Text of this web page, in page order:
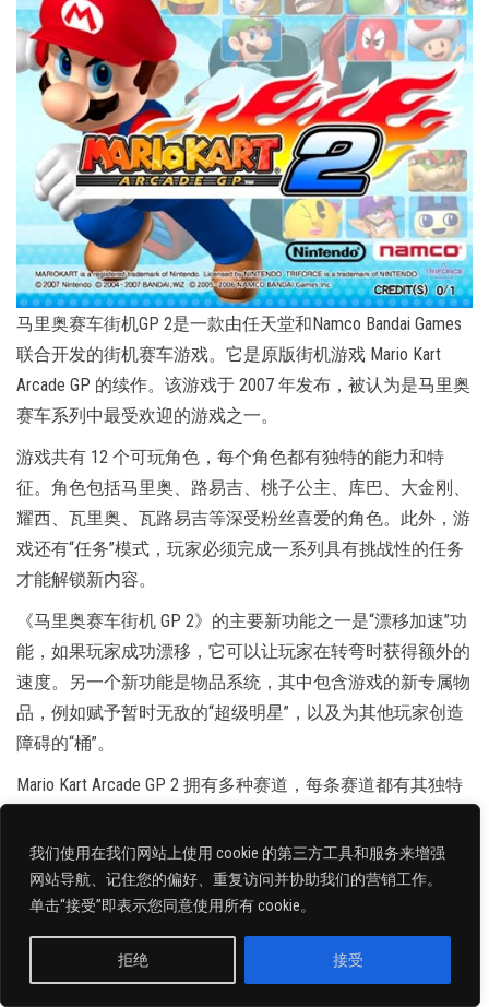
我们使用在我们网站上使用 cookie 的第三方工具和服务来增强
网站导航、记住您的偏好、重复访问并协助我们的营销工作。
单击“接受”即表示您同意使用所有 cookie。
拒绝 接受
马里奥赛车街机GP 2是一款由任天堂和Namco Bandai Games
联合开发的街机赛车游戏。它是原版街机游戏 Mario Kart
Arcade GP 的续作。该游戏于 2007 年发布，被认为是马里奥
赛车系列中最受欢迎的游戏之一。
游戏共有 12 个可玩角色，每个角色都有独特的能力和特
征。角色包括马里奥、路易吉、桃子公主、库巴、大金刚、
耀西、瓦里奥、瓦路易吉等深受粉丝喜爱的角色。此外，游
戏还有“任务”模式，玩家必须完成一系列具有挑战性的任务
才能解锁新内容。
《马里奥赛车街机 GP 2》的主要新功能之一是“漂移加速”功
能，如果玩家成功漂移，它可以让玩家在转弯时获得额外的
速度。另一个新功能是物品系统，其中包含游戏的新专属物
品，例如赋予暂时无敌的“超级明星”，以及为其他玩家创造
障碍的“桶”。
Mario Kart Arcade GP 2 拥有多种赛道，每条赛道都有其独特
的“彩虹路”，这些赛道已成为马里奥赛车系列的主要内容。
该游戏的图形对于街机来说令人印象深刻，具有清晰的纹理
和充满活力的调色板。角色细节丰富、动画丰富，轨道具有
大量细节，例如交互式对象和令人印象深刻的灯光效果。
游戏的配乐由活泼欢快的歌曲组成，与游戏玩法完美契合。
简体中文